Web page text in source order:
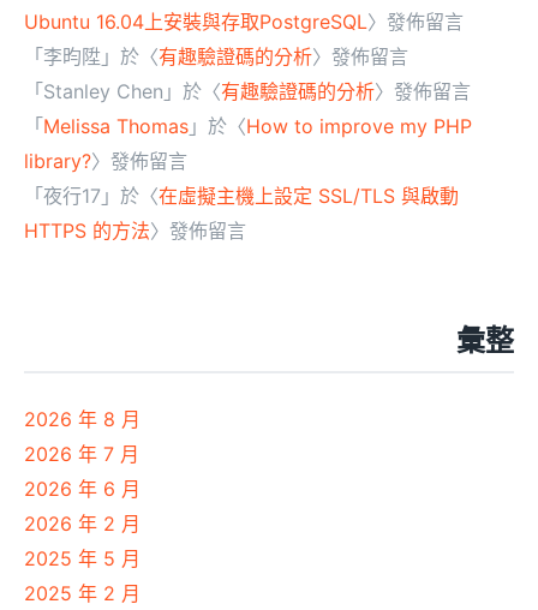
Ubuntu 16.04上安裝與存取PostgreSQL〉發佈留言
「 李昀陞 」於〈有趣驗證碼的分析〉發佈留言
「 Stanley Chen 」於〈有趣驗證碼的分析〉發佈留言
「 Melissa Thomas 」於〈How to improve my PHP
library?〉發佈留言
「 夜行17 」於〈在虛擬主機上設定 SSL/TLS 與啟動
HTTPS 的方法〉發佈留言
彙整
2026 年 8 月
2026 年 7 月
2026 年 6 月
2026 年 2 月
2025 年 5 月
2025 年 2 月